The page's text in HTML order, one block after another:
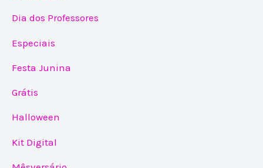
Dia dos Professores
Especiais
Festa Junina
Grátis
Halloween
Kit Digital